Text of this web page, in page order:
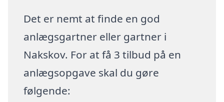
Det er nemt at finde en god
anlægsgartner eller gartner i
Nakskov. For at få 3 tilbud på en
anlægsopgave skal du gøre
følgende: